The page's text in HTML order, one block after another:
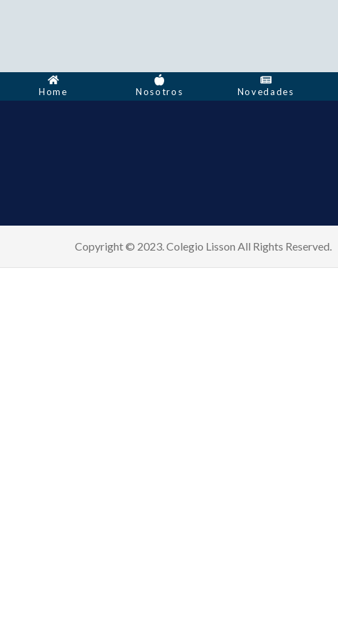
Home Nosotros Novedades
Copyright © 2023. Colegio Lisson All Rights Reserved.